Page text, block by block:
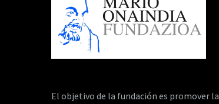
El objetivo de la fundación es promover la